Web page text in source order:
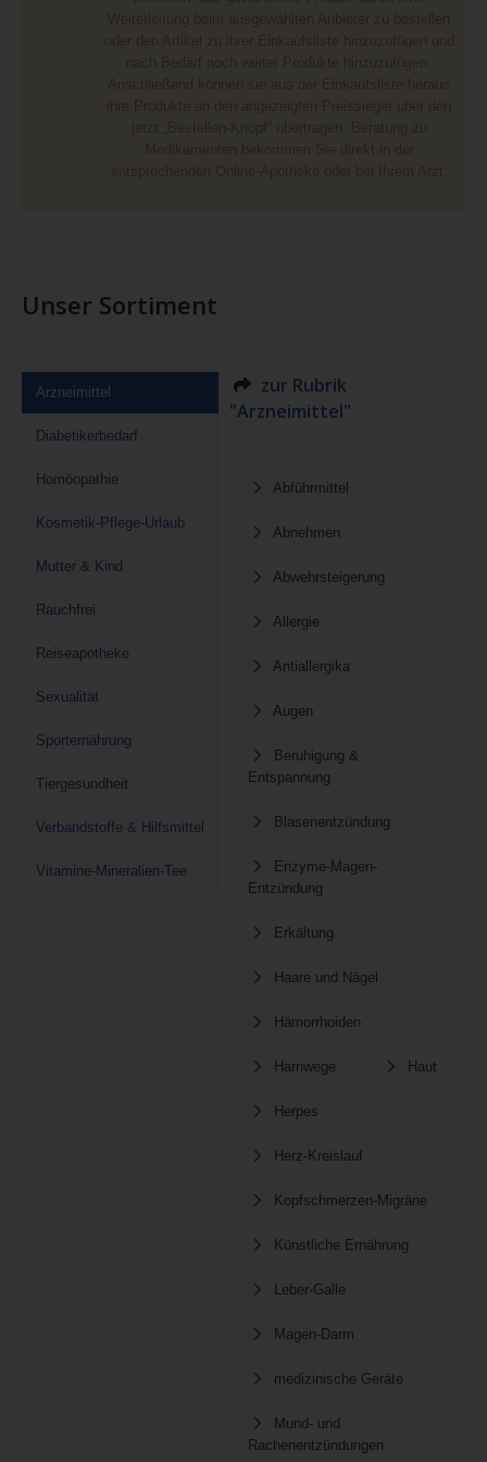
Weiterleitung beim ausgewählten Anbieter zu bestellen
oder den Artikel zu ihrer Einkaufsliste hinzuzufügen und
nach Bedarf noch weiter Produkte hinzuzufügen.
Anschließend können sie aus der Einkaufsliste heraus
ihre Produkte an den angezeigten Preissieger über den
jetzt „Bestellen-Knopf“ übertragen. Beratung zu
Medikamenten bekommen Sie direkt in der
entsprechenden Online-Apotheke oder bei Ihrem Arzt.
Unser Sortiment
Arzneimittel
Diabetikerbedarf
Homöopathie
Kosmetik-Pflege-Urlaub
Mutter & Kind
Rauchfrei
Reiseapotheke
Sexualität
Sporternährung
Tiergesundheit
Verbandstoffe & Hilfsmittel
Vitamine-Mineralien-Tee
zur Rubrik
"Arzneimittel"
Abführmittel
Abnehmen
Abwehrsteigerung
Allergie
Antiallergika
Augen
Beruhigung &
Entspannung
Blasenentzündung
Enzyme-Magen-
Entzündung
Erkältung
Haare und Nägel
Hämorrhoiden
Harnwege Haut
Herpes
Herz-Kreislauf
Kopfschmerzen-Migräne
Künstliche Ernährung
Leber-Galle
Magen-Darm
medizinische Geräte
Mund- und
Rachenentzündungen